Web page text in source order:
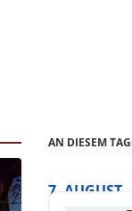
AN DIESEM
7. AUGUST